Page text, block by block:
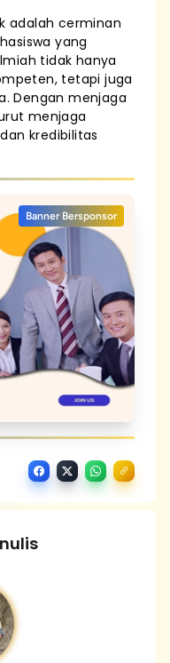
adalah cerminan
yang
tidak hanya
tetapi juga
Dengan menjaga
menjaga
kredibilitas
Banner Bersponsor